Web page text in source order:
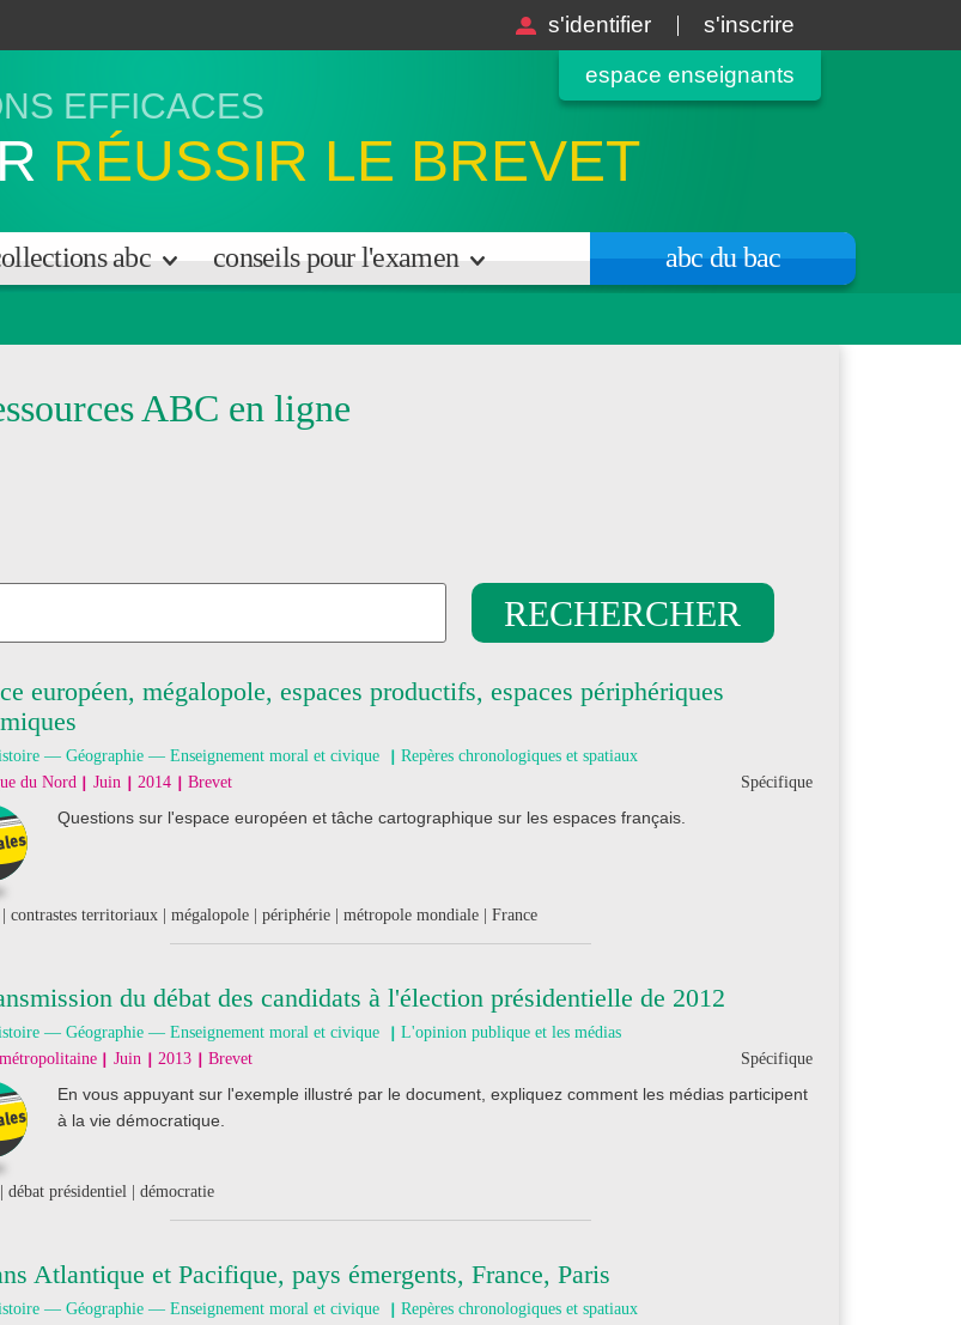
s'identifier
s'inscrire
espace enseignants
EFFICACES
RÉUSSIR LE BREVET
abc conseils pour l'examen abc du bac
ABC en ligne
européen, mégalopole, espaces productifs, espaces périphériques
— Géographie — Enseignement moral et civique
Repères chronologiques et spatiaux
Spécifique
du Nord Juin 2014 Brevet
Questions sur l'espace européen et tâche cartographique sur les espaces français.
contrastes territoriaux | mégalopole | périphérie | métropole mondiale | France
du débat des candidats à l'élection présidentielle de 2012
— Géographie — Enseignement moral et civique
L'opinion publique et les médias
Spécifique
Juin 2013 Brevet
En vous appuyant sur l'exemple illustré par le document, expliquez comment les médias participent
à la vie démocratique.
débat présidentiel | démocratie
Atlantique et Pacifique, pays émergents, France, Paris
— Géographie — Enseignement moral et civique
Repères chronologiques et spatiaux